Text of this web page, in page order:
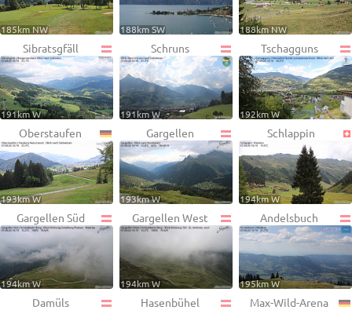
185km NW 188km SW 188km NW
Sibratsgfäll
191km W
Schruns
191km W
Tschagguns
192km W
Oberstaufen
193km W
Gargellen
193km W
Schlappin
194km W
Gargellen Süd
194km W
Gargellen West
194km W
Andelsbuch
195km W
Damüls Hasenbühel Max-Wild-Arena